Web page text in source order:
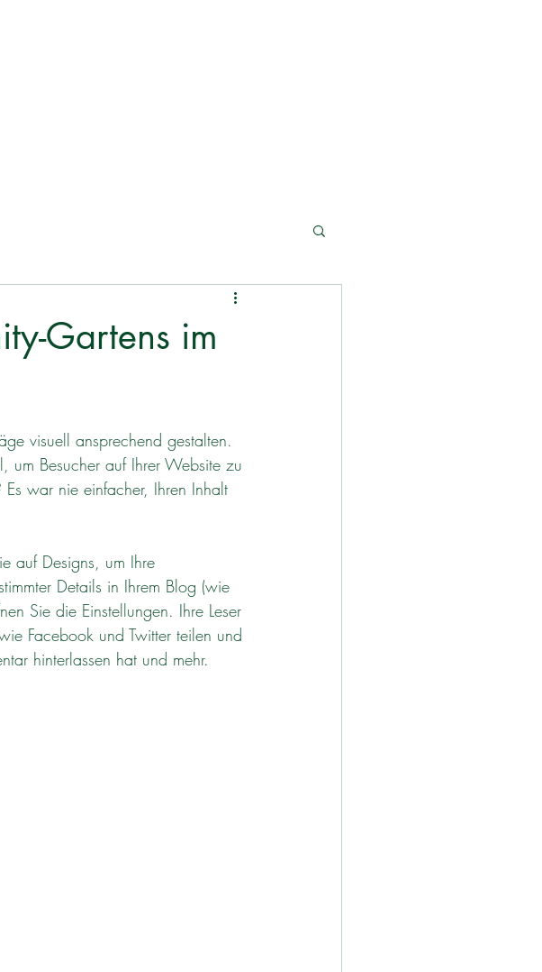
Gartens im
visuell ansprechend gestalten.
um Besucher auf Ihrer Website zu
war nie einfacher, Ihren Inhalt
auf Designs, um Ihre
Details in Ihrem Blog (wie
Sie die Einstellungen. Ihre Leser
Facebook und Twitter teilen und
hinterlassen hat und mehr.